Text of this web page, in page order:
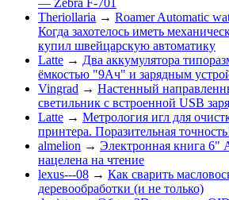
— Zebra F-701
Theriollaria → Roamer Automatic
Когда захотелось иметь
купил швейцарскую автоматику
Latte → Два аккумулятора
ёмкостью "9Ач" и зарядным
Vingrad → Настенный
светильник с встроенной USB
Latte → Метрология игл для
принтера. Поразительная
almelion → Электронная книга 6"
нацелена на чтение
lexus---08 → Как сварить
деревообработки (и не только)